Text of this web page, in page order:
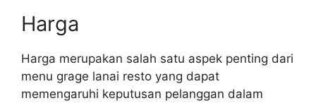
Harga
Harga merupakan salah satu aspek penting dari
menu grage lanai resto yang dapat
memengaruhi keputusan pelanggan dalam